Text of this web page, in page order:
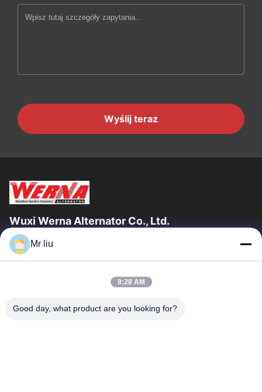
Wyślij teraz
Wuxi Werna Alternator Co., Ltd.
Szybkie Linki
O Nas
Wycieczka Po Fabryce
Kontrola Jakości
Mr liu
8:28 AM
Good day, what product are you looking for?